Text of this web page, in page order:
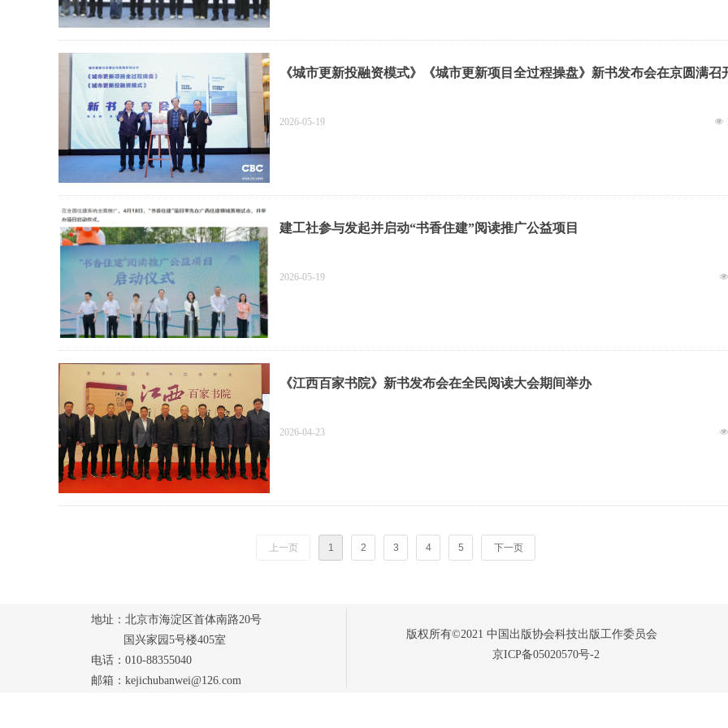
《城市更新投融资模式》《城市更新项目全过程操盘》新书发布会在京圆满召
넶
2026-05-19
建工社参与发起并启动“书香住建”阅读推广公益项目
넶
2026-05-19
《江西百家书院》新书发布会在全民阅读大会期间举办
넶
2026-04-23
上一页 1 2 3 4 5 下一页
版权所有©2021 中国出版协会科技出版工作委员会
京ICP备05020570号-2
地址：北京市海淀区首体南路20号
国兴家园5号楼405室
电话：010-88355040
邮箱：kejichubanwei@126.com